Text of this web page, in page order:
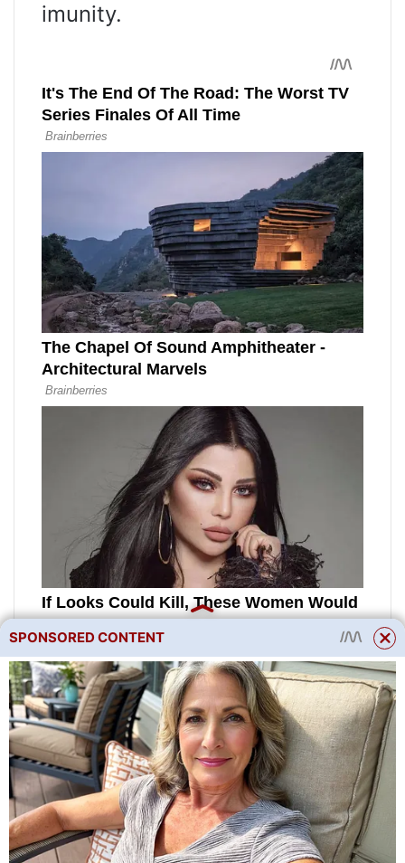
imunity.
Nevýznamné úspory a
nedodržování elementární
hygieny s sebou nese vysoké
náklady na léčbu a utrpení
SPONSORED CONTENT